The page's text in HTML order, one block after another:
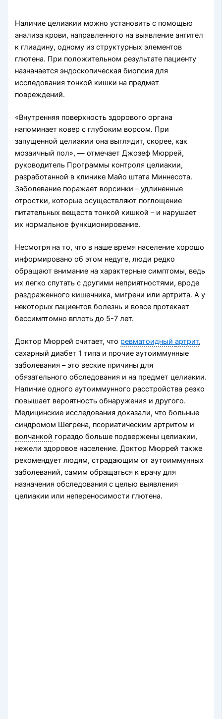
Наличие целиакии можно установить с помощью
анализа крови, направленного на выявление антител
к глиадину, одному из структурных элементов
глютена. При положительном результате пациенту
назначается эндоскопическая биопсия для
исследования тонкой кишки на предмет
повреждений.
«Внутренняя поверхность здорового органа
напоминает ковер с глубоким ворсом. При
запущенной целиакии она выглядит, скорее, как
мозаичный пол», — отмечает Джозеф Мюррей,
руководитель Программы контроля целиакии,
разработанной в клинике Майо штата Миннесота.
Заболевание поражает ворсинки – удлиненные
отростки, которые осуществляют поглощение
питательных веществ тонкой кишкой – и нарушает
их нормальное функционирование.
Несмотря на то, что в наше время население хорошо
информировано об этом недуге, люди редко
обращают внимание на характерные симптомы, ведь
их легко спутать с другими неприятностями, вроде
раздраженного кишечника, мигрени или артрита. А у
некоторых пациентов болезнь и вовсе протекает
бессимптомно вплоть до 5-7 лет.
Доктор Мюррей считает, что ревматоидныйартрит,
сахарный диабет 1 типа и прочие аутоиммунные
заболевания – это веские причины для
обязательного обследования и на предмет целиакии.
Наличие одного аутоиммунного расстройства резко
повышает вероятность обнаружения и другого.
Медицинские исследования доказали, что больные
синдромом Шегрена, псориатическим артритом и
волчанкой гораздо больше подвержены целиакии,
нежели здоровое население. Доктор Мюррей также
рекомендует людям, страдающим от аутоиммунных
заболеваний, самим обращаться к врачу для
назначения обследования с целью выявления
целиакии или непереносимости глютена.